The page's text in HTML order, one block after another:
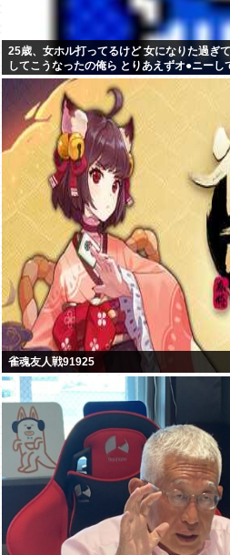
25歳、女ホル打ってるけど 女になりた過ぎ
してこうなったの俺ら とりあえずオ●ニーし
雀魂友人戦91925